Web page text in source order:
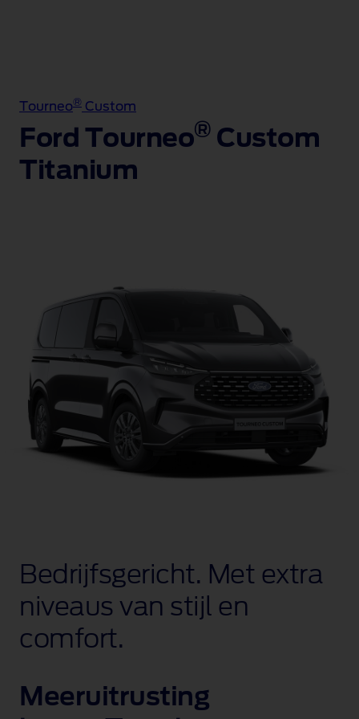
Tourneo® Custom
Ford Tourneo® Custom
Titanium
Bedrijfsgericht. Met extra
niveaus van stijl en
comfort.
Meeruitrusting